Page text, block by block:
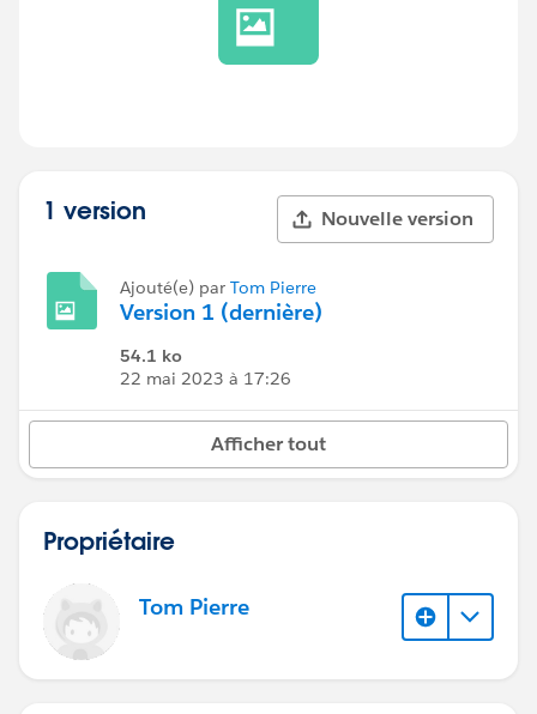
1 version Nouvelle version
Ajouté(e) par Tom Pierre
Version 1 (dernière)
54.1 ko
22 mai 2023 à 17:26
Afficher tout
Propriétaire
Tom Pierre